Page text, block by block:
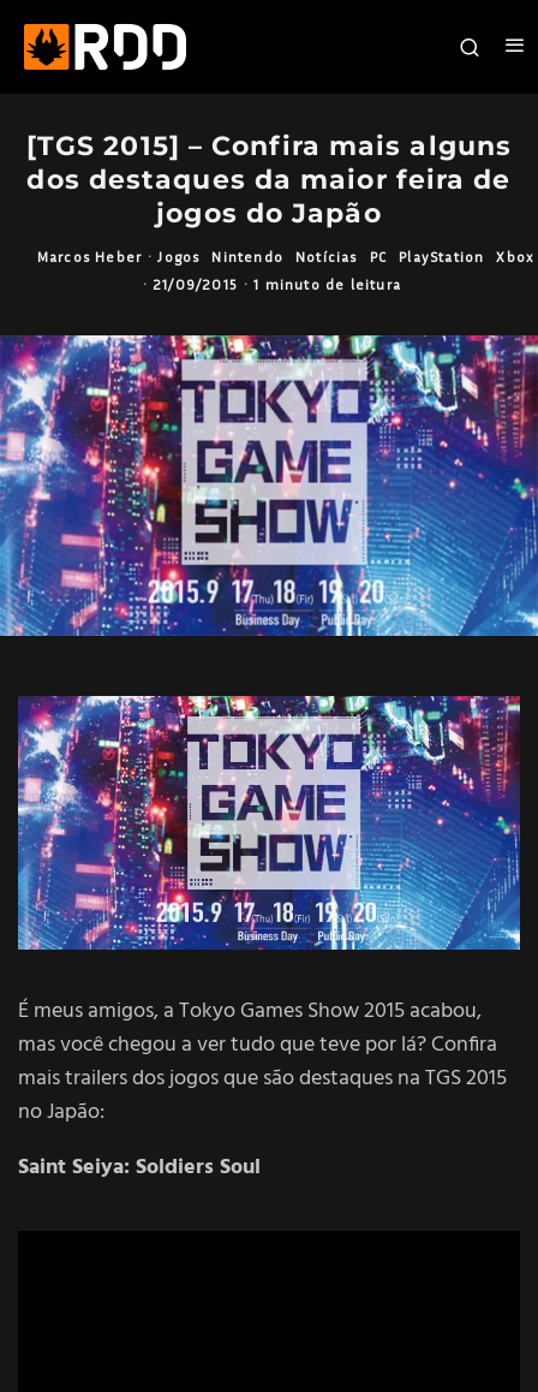
[TGS 2015] – Confira mais alguns
dos destaques da maior feira de
jogos do Japão
Marcos Heber · Jogos Nintendo Notícias PC PlayStation
Xbox
· 21/09/2015 · 1 minuto de leitura
É meus amigos, a Tokyo Games Show 2015 acabou,
mas você chegou a ver tudo que teve por lá? Confira
mais trailers dos jogos que são destaques na TGS 2015
no Japão:
Saint Seiya: Soldiers Soul